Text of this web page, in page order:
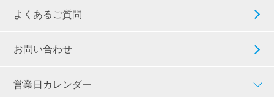
よくあるご質問
お問い合わせ
営業日カレンダー